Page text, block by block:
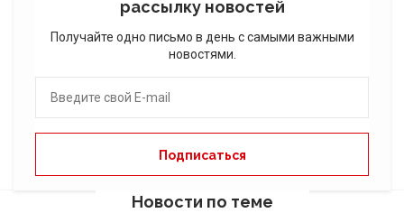
рассылку новостей
Получайте одно письмо в день с самыми важными
новостями.
Новости по теме